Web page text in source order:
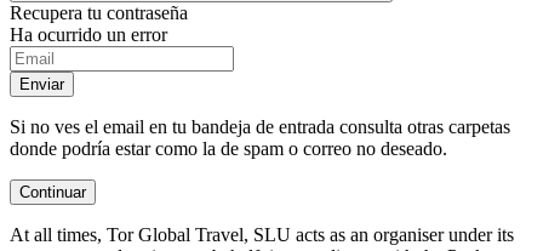
Recupera tu contraseña
Ha ocurrido un error
Enviar
Si no ves el email en tu bandeja de entrada consulta otras carpetas
donde podría estar como la de spam o correo no deseado.
Continuar
At all times, Tor Global Travel, SLU acts as an organiser under its